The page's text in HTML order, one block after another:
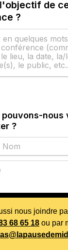
nous joindre
68 65 18 ou par